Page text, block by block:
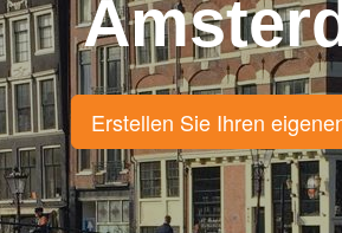
Erstellen Sie Ihren